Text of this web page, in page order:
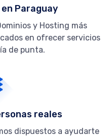
Paraguay
y Hosting más
en ofrecer servicios
de punta.
reales
dispuestos a ayudarte